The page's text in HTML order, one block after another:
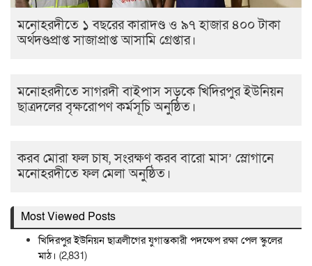
মনোহরদীতে ১ বছরের কারাদণ্ড ও ৯৭ হাজার ৪০০ টাকা
অর্থদণ্ডপ্রাপ্ত সাজাপ্রাপ্ত আসামি গ্রেপ্তার।
মনোহরদীতে সাগরদী বাইপাস সড়কে খিদিরপুর ইউনিয়ন
ছাত্রদলের বৃক্ষরোপণ কর্মসূচি অনুষ্ঠিত।
করব মোরা ফল চাষ, সংরক্ষণ করব বারো মাস’ স্লোগানে
মনোহরদীতে ফল মেলা অনুষ্ঠিত।
Most Viewed Posts
খিদিরপুর ইউনিয়ন ছাত্রলীগের যুগান্তকারী পদক্ষেপ রক্ষা পেল স্কুলের
মাঠ। (2,831)